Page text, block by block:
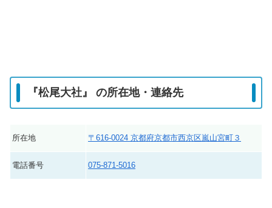
『松尾大社』 の所在地・連絡先
所在地 〒616-0024 京都府京都市西京区嵐山宮町３
電話番号 075-871-5016